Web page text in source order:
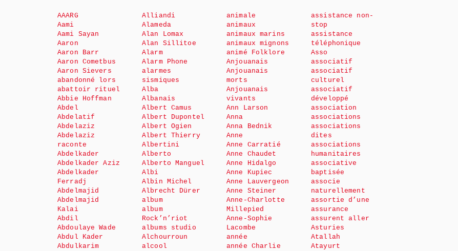
AAARG
Aami
Aami Sayan
Aaron
Aaron Barr
Aaron Cometbus
Aaron Sievers
abandonné lors
abattoir rituel
Abbie Hoffman
Abdel
Abdelatif
Abdelaziz
Abdelaziz
raconte
Abdelkader
Abdelkader Aziz
Abdelkader
Ferradj
Abdelmajid
Abdelmajid
Kalai
Abdil
Abdoulaye Wade
Abdul Kader
Abdulkarim
Alliandi
Alameda
Alan Lomax
Alan Sillitoe
Alarm
Alarm Phone
alarmes
sismiques
Alba
Albanais
Albert Camus
Albert Dupontel
Albert Ogien
Albert Thierry
Albertini
Alberto
Alberto Manguel
Albi
Albin Michel
Albrecht Dürer
album
album
Rock’n’riot
albums studio
Alchourroun
alcool
animale
animaux
animaux marins
animaux mignons
animé Folklore
Anjouanais
Anjouanais
morts
Anjouanais
vivants
Ann Larson
Anna
Anna Bednik
Anne
Anne Carratié
Anne Chaudet
Anne Hidalgo
Anne Kupiec
Anne Lauvergeon
Anne Steiner
Anne-Charlotte
Millepied
Anne-Sophie
Lacombe
année
année Charlie
assistance non-
stop
assistance
téléphonique
Asso
associatif
associatif
culturel
associatif
développé
association
associations
associations
dites
associations
humanitaires
associative
baptisée
associe
naturellement
assortie d’une
assurance
assurent aller
Asturies
Atallah
Atayurt